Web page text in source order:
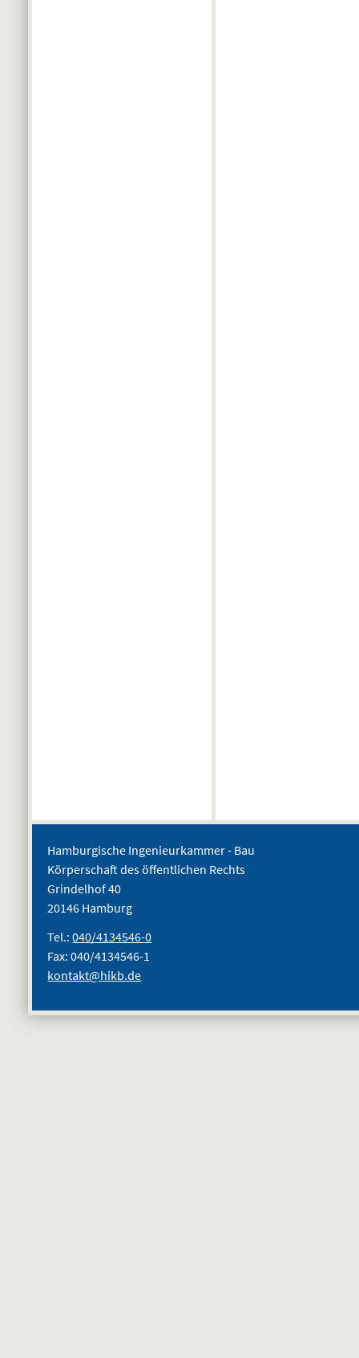
Hamburgische Ingenieurkammer - Bau
Körperschaft des öffentlichen Rechts
Grindelhof 40
20146 Hamburg
Tel.:040/4134546-0
Fax: 040/4134546-1
kontakt@hikb.de